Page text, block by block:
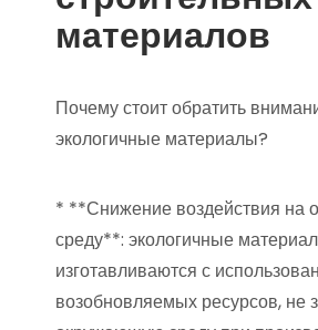
материалов
Почему стоит обратить
экологичные материалы?
* **Снижение воздействия на
среду**: экологичные
изготавливаются с
возобновляемых ресурсов, не